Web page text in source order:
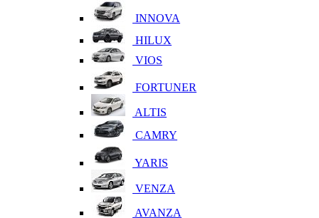
INNOVA
HILUX
VIOS
FORTUNER
ALTIS
CAMRY
YARIS
VENZA
AVANZA